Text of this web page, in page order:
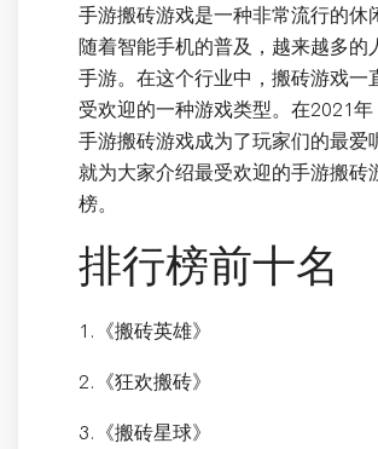
手游搬砖游戏是一种非常流行的休
随着智能手机的普及，越来越多的
手游。在这个行业中，搬砖游戏一
受欢迎的一种游戏类型。在2021
手游搬砖游戏成为了玩家们的最爱
就为大家介绍最受欢迎的手游搬砖
榜。
排行榜前十名
1.《搬砖英雄》
2.《狂欢搬砖》
3.《搬砖星球》